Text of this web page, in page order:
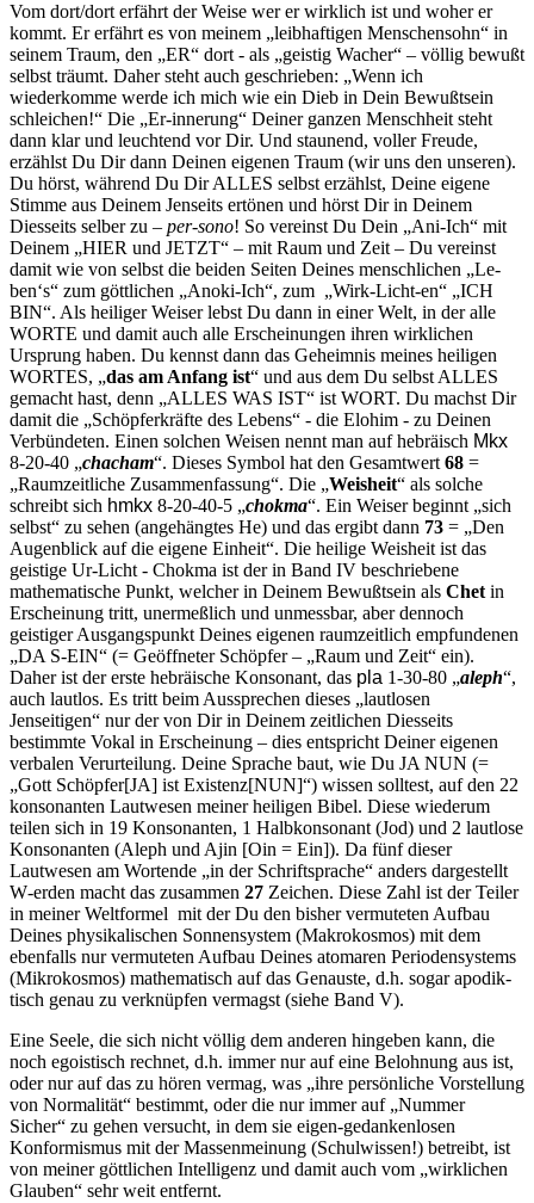
Vom dort/dort erfährt der Weise wer er wirklich ist und woher er
kommt. Er erfährt es von meinem „leibhaftigen Menschensohn“ in
seinem Traum, den „ER“ dort - als „geistig Wacher“ – völlig bewußt
selbst träumt. Daher steht auch geschrieben: „Wenn ich
wiederkomme werde ich mich wie ein Dieb in Dein Bewußtsein
schleichen!“ Die „Er-innerung“ Deiner ganzen Menschheit steht
dann klar und leuch­tend vor Dir. Und staunend, voller Freude,
erzählst Du Dir dann Dei­nen eigenen Traum (wir uns den unseren).
Du hörst, während Du Dir ALLES selbst erzählst, Deine eigene
Stimme aus Deinem Jenseits er­tönen und hörst Dir in Deinem
Diesseits selber zu – per-sono! So ver­einst Du Dein „Ani-Ich“ mit
Deinem „HIER und JETZT“ – mit Raum und Zeit – Du vereinst
damit wie von selbst die beiden Seiten Deines menschlichen „Le-
ben‘s“ zum göttlichen „Anoki-Ich“, zum „Wirk-Licht-en“ „ICH
BIN“. Als heiliger Weiser lebst Du dann in einer Welt, in der alle
WORTE und damit auch alle Erscheinungen ihren wirklichen
Ursprung haben. Du kennst dann das Geheimnis meines heiligen
WORTES, „das am Anfang ist“ und aus dem Du selbst ALLES
gemacht hast, denn „ALLES WAS IST“ ist WORT. Du machst Dir
damit die „Schöpferkräfte des Lebens“ - die Elohim - zu Deinen
Verbündeten. Einen solchen Weisen nennt man auf hebräisch Mkx
8-20-40 „chacham“. Dieses Symbol hat den Gesamtwert68 =
„Raumzeitliche Zusammenfassung“. Die „Weisheit“ als solche
schreibt sich hmkx 8-20-40-5 „chokma“. Ein Weiser beginnt „sich
selbst“ zu sehen (angehängtes He) und das ergibt dann 73 = „Den
Au­genblick auf die eigene Einheit“. Die heilige Weisheit ist das
geistige Ur-Licht - Chokma ist der in Band IV beschriebene
mathematische Punkt, welcher in Deinem Bewußtsein als Chetin
Erscheinung tritt, unermeßlich und unmessbar, aber dennoch
geistiger Ausgangspunkt Deines eigenen raumzeitlich empfundenen
„DA S-EIN“ (= Geöffneter Schöpfer – „Raum und Zeit“ ein).
Daher ist der erste hebräische Kon­sonant, das pla 1-30-80 „aleph“,
auch lautlos. Es tritt beim Aus­sprechen dieses „lautlosen
Jenseitigen“ nur der von Dir in Deinem zeitlichen Diesseits
bestimmte Vokal in Erscheinung – dies entspricht Deiner eigenen
verbalen Verurteilung. Deine Sprache baut, wie Du JA NUN (=
„Gott Schöpfer[JA] ist Existenz[NUN]“) wissen solltest, auf den 22
konsonanten Lautwesen meiner heiligen Bibel. Diese wiederum
teilen sich in 19 Konsonanten, 1 Halbkonsonant (Jod) und 2 lautlose
Konsonanten (Aleph und Ajin [Oin = Ein]). Da fünf dieser
Lautwesen am Wortende „in der Schriftsprache“ anders dargestellt
W‑erden macht das zusammen 27 Zeichen. Diese Zahl ist der Teiler
in meiner Weltformel mit der Du den bisher vermuteten Aufbau
Deines physikalischen Sonnensystem (Makrokosmos) mit dem
eben­falls nur vermuteten Aufbau Deines atomaren Periodensystems
(Mikrokosmos) mathematisch auf das Genauste, d.h. sogar apodik­
tisch genau zu verknüpfen vermagst (siehe Band V).
Eine Seele, die sich nicht völlig dem anderen hingeben kann, die
noch egoistisch rechnet, d.h. immer nur auf eine Belohnung aus ist,
oder nur auf das zu hören vermag, was „ihre persönliche Vorstellung
von Normalität“ bestimmt, oder die nur immer auf „Nummer
Sicher“ zu gehen versucht, in dem sie eigen-gedankenlosen
Konformismus mit der Massenmeinung (Schulwissen!) betreibt, ist
von meiner göttlichen Intelligenz und damit auch vom „wirklichen
Glauben“ sehr weit ent­fernt.